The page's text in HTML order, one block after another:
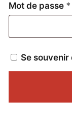
Mot de passe *
Se souvenir